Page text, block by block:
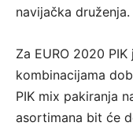
navijačka druženja.
Za EURO 2020
kombinacijama
PIK mix pakiranja
asortimana bit će